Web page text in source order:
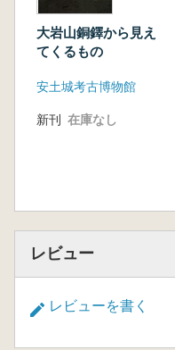
大岩山銅鐸から見え
てくるもの
安土城考古博物館
新刊 在庫なし
レビュー
レビューを書く